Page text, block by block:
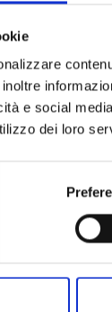
e social
dei loro